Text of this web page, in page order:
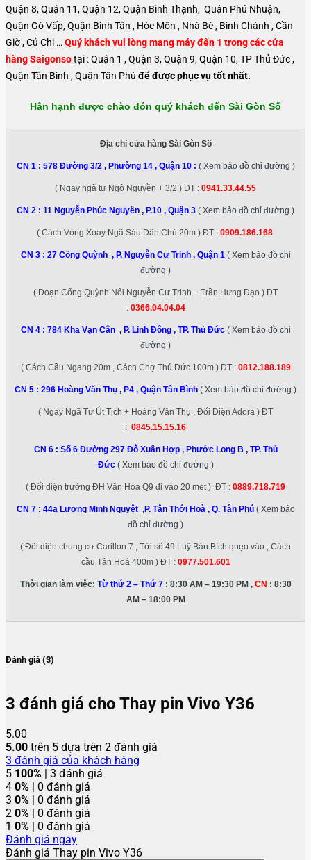
Quận 8, Quận 11, Quận 12, Quận Bình Thạnh, Quận Phú Nhuận,
Quận Gò Vấp, Quận Bình Tân , Hóc Môn , Nhà Bè , Bình Chánh , Cần
Giờ , Củ Chi … Quý khách vui lòng mang máy đến 1 trong các cửa
hàng Saigonsotại : Quận 1 , Quận 3, Quận 9, Quận 10, TP Thủ Đức ,
Quận Tân Bình , Quận Tân Phú để được phục vụ tốt nhất.
Hân hạnh được chào đón quý khách đến Sài Gòn Số
Địa chỉ cửa hàng Sài Gòn Số
CN 1 : 578 Đường 3/2 , Phường 14 , Quận 10: ( Xem bảo đồ chỉ đường )
( Ngay ngã tư Ngô Nguyền + 3/2 ) ĐT : 0941.33.44.55
CN 2 : 11 Nguyễn Phúc Nguyên , P.10 , Quận 3 ( Xem bảo đồ chỉ đường )
( Cách Vòng Xoay Ngã Sáu Dân Chủ 20m ) ĐT : 0909.186.168
CN 3 : 27 Cống Quỳnh , P. Nguyễn Cư Trinh , Quận 1 ( Xem bảo đồ chỉ
đường )
( Đoạn Cống Quỳnh Nối Nguyễn Cư Trinh + Trần Hưng Đạo ) ĐT
: 0366.04.04.04
CN 4 : 784 Kha Vạn Cân , P. Linh Đông , TP. Thủ Đức( Xem bảo đồ chỉ
đường )
( Cách Cầu Ngang 20m , Cách Chợ Thủ Đức 100m ) ĐT : 0812.188.189
CN 5 : 296 Hoàng Văn Thụ , P4 , Quận Tân Bình ( Xem bảo đồ chỉ đường )
( Ngay Ngã Tư Út Tịch + Hoàng Văn Thụ , Đối Diện Adora ) ĐT
: 0845.15.15.16
CN 6 : Số 6 Đường 297 Đỗ Xuân Hợp , Phước Long B , TP. Thủ
Đức ( Xem bảo đồ chỉ đường )
( Đối diện trường ĐH Văn Hóa Q9 đi vào 20 met ) ĐT : 0889.718.719
CN 7 : 44a Lương Minh Nguyệt ,P. Tân Thới Hoà , Q. Tân Phú ( Xem bảo
đồ chỉ đường )
( Đối diện chung cư Carillon 7 , Tới số 49 Luỹ Bán Bích quẹo vào , Cách
cầu Tân Hoá 400m ) ĐT : 0977.501.601
Thời gian làm việc: Từ thứ 2 – Thứ 7: 8:30 AM – 19:30 PM , CN : 8:30
AM – 18:00 PM
Đánh giá (3)
3 đánh giá cho Thay pin Vivo Y36
5.00
5.00 trên 5 dựa trên 2 đánh giá
3 đánh giá của khách hàng
5 100% | 3 đánh giá
4 0% | 0 đánh giá
3 0% | 0 đánh giá
2 0% | 0 đánh giá
1 0% | 0 đánh giá
Đánh giá ngay
Đánh giá Thay pin Vivo Y36